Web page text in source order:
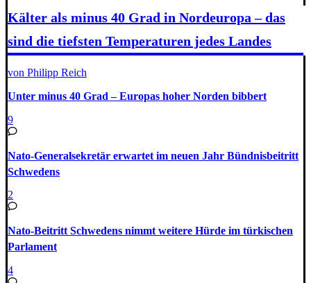
Kälter als minus 40 Grad in Nordeuropa – das
sind die tiefsten Temperaturen jedes Landes
von Philipp Reich
Unter minus 40 Grad – Europas hoher Norden bibbert
9
Nato-Generalsekretär erwartet im neuen Jahr Bündnisbeitritt
Schwedens
2
Nato-Beitritt Schwedens nimmt weitere Hürde im türkischen
Parlament
4